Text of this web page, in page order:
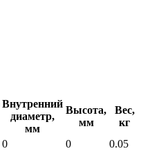
Внутренний
диаметр,
мм
Высота,
мм
Вес,
кг
0 0
0.05